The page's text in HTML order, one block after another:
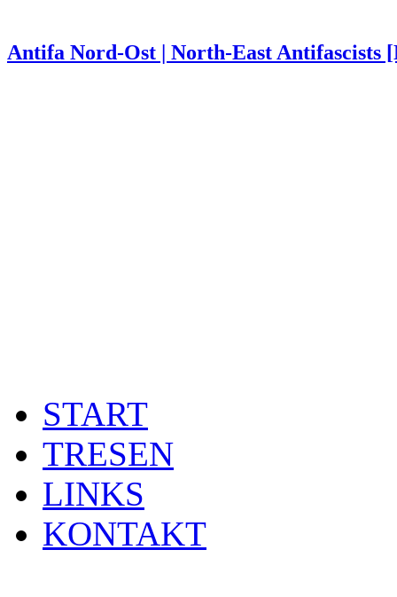
Antifa Nord-Ost | North-East Antifascists
START
TRESEN
LINKS
KONTAKT